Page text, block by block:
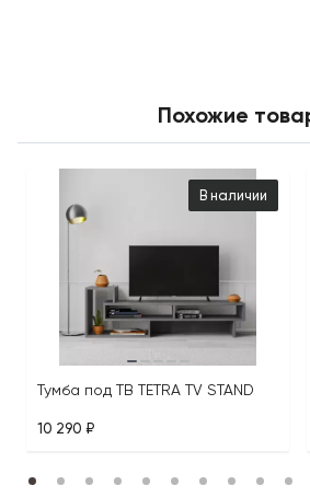
Похожие
В наличии
Тумба под ТВ TETRA TV STAND
10 290 ₽